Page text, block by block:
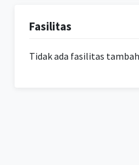
Fasilitas
Tidak ada fasilitas